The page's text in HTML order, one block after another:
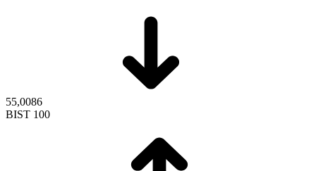
55,0086
BIST 100